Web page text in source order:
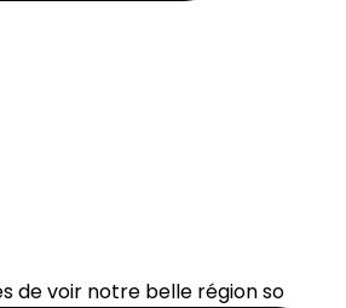
de voir notre belle région so